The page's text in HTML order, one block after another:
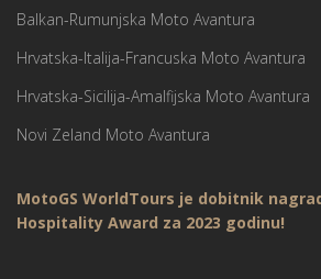
Balkan-Rumunjska Moto Avantura
Hrvatska-Italija-Francuska Moto Avantura
Hrvatska-Sicilija-Amalfijska Moto Avantura
Novi Zeland Moto Avantura
MotoGS WorldTours je dobitnik
Hospitality Award za 2023 godinu!